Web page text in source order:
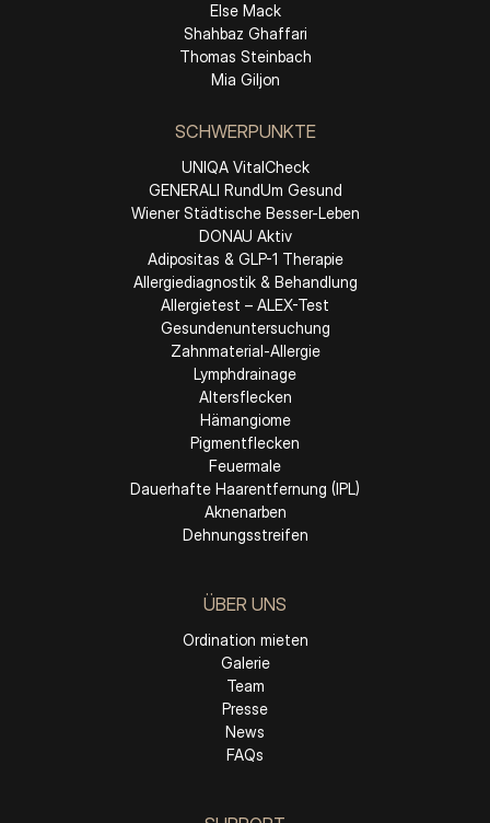
Else Mack
Shahbaz Ghaffari
Thomas Steinbach
Mia Giljon
SCHWERPUNKTE
UNIQA VitalCheck
GENERALI RundUm Gesund
Wiener Städtische Besser-Leben
DONAU Aktiv
Adipositas & GLP-1 Therapie
Allergiediagnostik & Behandlung
Allergietest – ALEX-Test
Gesundenuntersuchung
Zahnmaterial-Allergie
Lymphdrainage
Altersflecken
Hämangiome
Pigmentflecken
Feuermale
Dauerhafte Haarentfernung (IPL)
Aknenarben
Dehnungsstreifen
ÜBER UNS
Ordination mieten
Galerie
Team
Presse
News
FAQs